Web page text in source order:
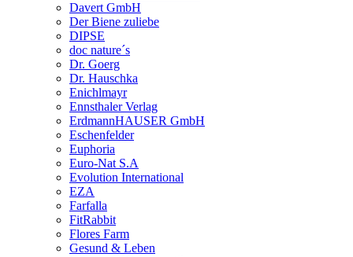
Davert GmbH
Der Biene zuliebe
DIPSE
doc nature´s
Dr. Goerg
Dr. Hauschka
Enichlmayr
Ennsthaler Verlag
ErdmannHAUSER GmbH
Eschenfelder
Euphoria
Euro-Nat S.A
Evolution International
EZA
Farfalla
FitRabbit
Flores Farm
Gesund & Leben